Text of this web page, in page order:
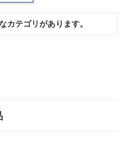
カテゴリがあります。